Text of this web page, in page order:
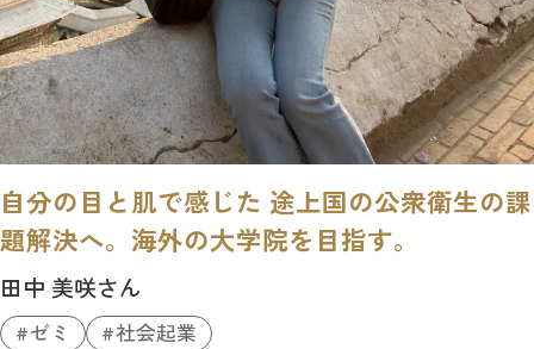
自分の目と肌で感じた 途上国の公衆衛生の課
題解決へ。海外の大学院を目指す。
田中 美咲さん
ゼミ 社会起業